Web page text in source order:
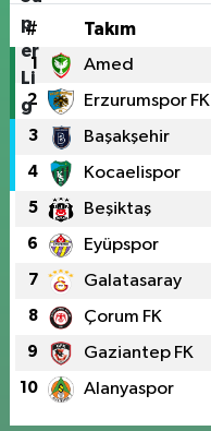
# Takım
1 Amed
2 Erzurumspor FK
3 Başakşehir
4 Kocaelispor
5 Beşiktaş
6 Eyüpspor
7 Galatasaray
8 Çorum FK
9 Gaziantep FK
10 Alanyaspor